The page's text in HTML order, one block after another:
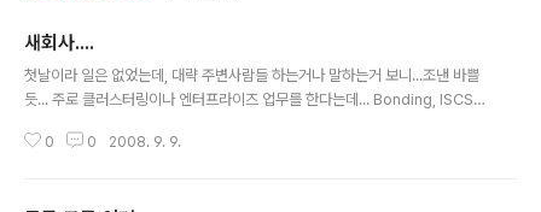
새회사....
첫날이라 일은 없었는데, 대략 주변사람들 하는거나 말하는거 보니...조낸 바쁠
듯... 주로 클러스터링이나 엔터프라이즈 업무를 한다는데... Bonding, ISCSI (
세라 많다고 하는데...그닥 해보질 않은거라 공부 조낸 해야겠......
0 0 2008. 9. 9.